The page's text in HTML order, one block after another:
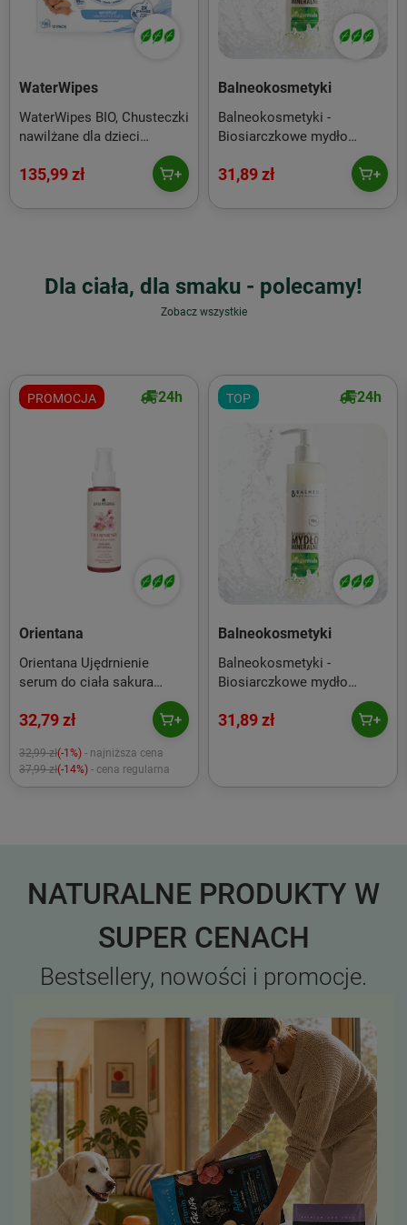
WaterWipes
WaterWipes BIO, Chusteczki
nawilżane dla dzieci
WIELOPAK 720 szt. (12 op.
x 60 szt.)
135,99 zł
Balneokosmetyki
Balneokosmetyki -
Biosiarczkowe mydło
mineralne w płynie 250ml
31,89 zł
Dla ciała, dla smaku - polecamy!
Zobacz wszystkie
PROMOCJA 24h
Orientana
Orientana Ujędrnienie
serum do ciała sakura
kofeina niacynamid 100ml
32,79 zł
32,99 zł(-1%) - najniższa cena
37,99 zł(-14%) - cena regularna
TOP 24h
Balneokosmetyki
Balneokosmetyki -
Biosiarczkowe mydło
mineralne w płynie 250ml
31,89 zł
NATURALNE PRODUKTY W
SUPER CENACH
Bestsellery, nowości i promocje.